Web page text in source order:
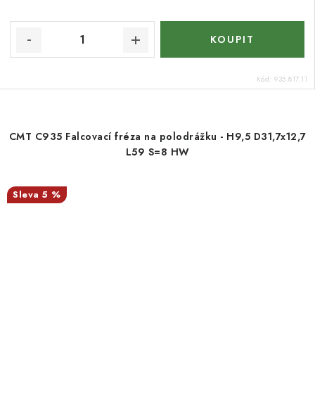
Kód: 935.817.11
CMT C935 Falcovací fréza na polodrážku - H9,5 D31,7x12,7
L59 S=8 HW
5 %